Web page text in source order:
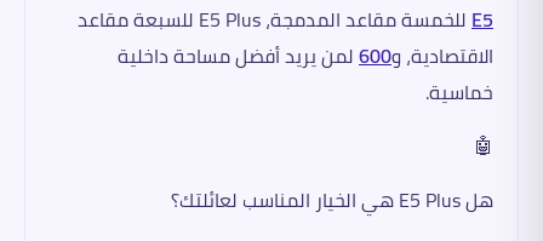
E5
للخمسة مقاعد المدمجة، E5 Plus للسبعة مقاعد
الاقتصادية، و600لمن يريد أفضل مساحة داخلية
خماسية.
🤖
هل E5 Plus هي الخيار المناسب لعائلتك؟